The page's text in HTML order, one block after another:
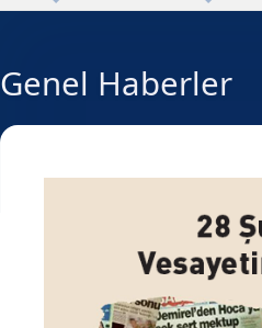
Genel Haberler